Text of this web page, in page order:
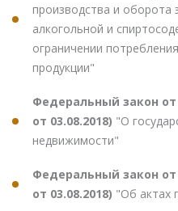
производства и оборота
алкогольной и
ограничении
продукции"
Федеральный закон от
от 03.08.2018) "О
недвижимости"
Федеральный закон от
от 03.08.2018) "Об актах